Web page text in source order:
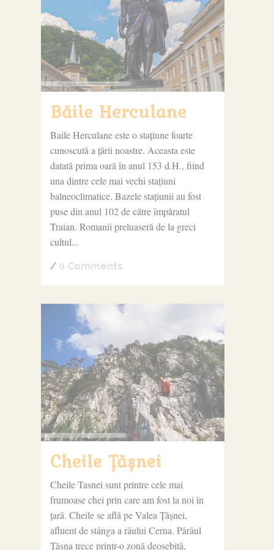
Băile Herculane
Baile Herculane este o stațiune foarte
cunoscută a țării noastre. Aceasta este
datată prima oară în anul 153 d.H., fiind
una dintre cele mai vechi stațiuni
balneoclimatice. Bazele stațiunii au fost
puse din anul 102 de către împăratul
Traian. Romanii preluaseră de la greci
cultul...
/ 0 Comments
Cheile Țășnei
Cheile Tasnei sunt printre cele mai
frumoase chei prin care am fost la noi în
țară. Cheile se află pe Valea Țășnei,
afluent de stânga a râului Cerna. Pârâul
Țășna trece printr-o zonă deosebită,